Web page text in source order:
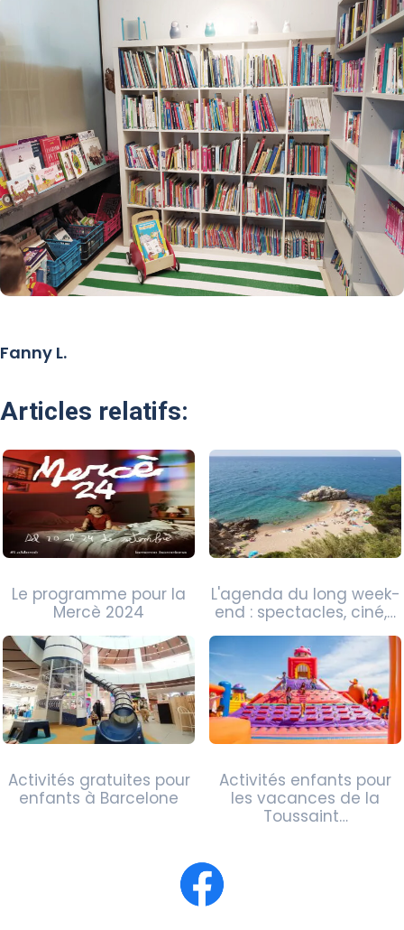
Fanny L.
Articles relatifs:
Le programme pour la
Mercè 2024
L'agenda du long week-
end : spectacles, ciné,…
Activités gratuites pour
enfants à Barcelone
Activités enfants pour
les vacances de la
Toussaint…